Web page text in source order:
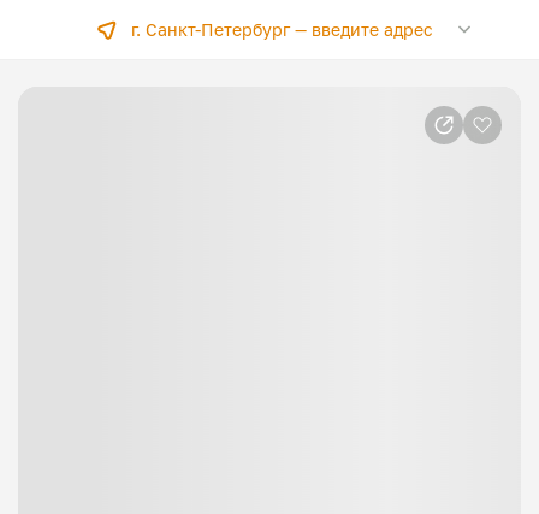
г. Санкт-Петербург —введите адрес